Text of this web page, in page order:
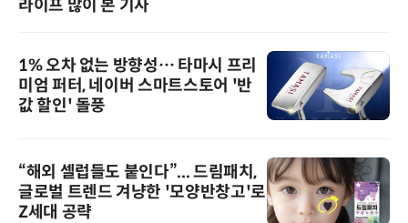
라이프 많이 본 기사
1% 오차 없는 방향성… 타마시 프리
미엄 퍼터, 네이버 스마트스토어 '반
값 할인' 돌풍
“해외 셀럽들도 붙인다”... 드림패치,
글로벌 트렌드 겨냥한 '모양반창고'로
Z세대 공략